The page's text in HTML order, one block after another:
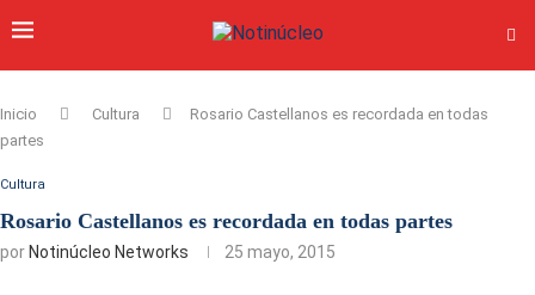
Inicio Cultura
Rosario Castellanos es recordada en todas
partes
Cultura
Rosario Castellanos es recordada en todas partes
por Notinúcleo Networks 25 mayo, 2015